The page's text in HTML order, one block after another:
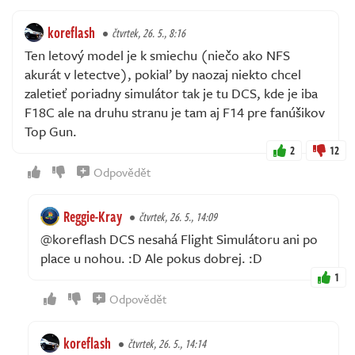
koreflash čtvrtek, 26. 5., 8:16
Ten letový model je k smiechu (niečo ako NFS
akurát v letectve), pokiaľ by naozaj niekto chcel
zaletieť poriadny simulátor tak je tu DCS, kde je iba
F18C ale na druhu stranu je tam aj F14 pre fanúšikov
Top Gun.
2 12
Odpovědět
Reggie-Kray čtvrtek, 26. 5., 14:09
@koreflash DCS nesahá Flight Simulátoru ani po
place u nohou. :D Ale pokus dobrej. :D
1
Odpovědět
koreflash čtvrtek, 26. 5., 14:14